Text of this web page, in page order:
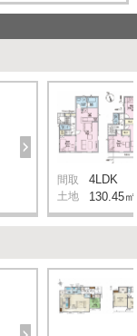
間取 4LDK
土地 130.45㎡